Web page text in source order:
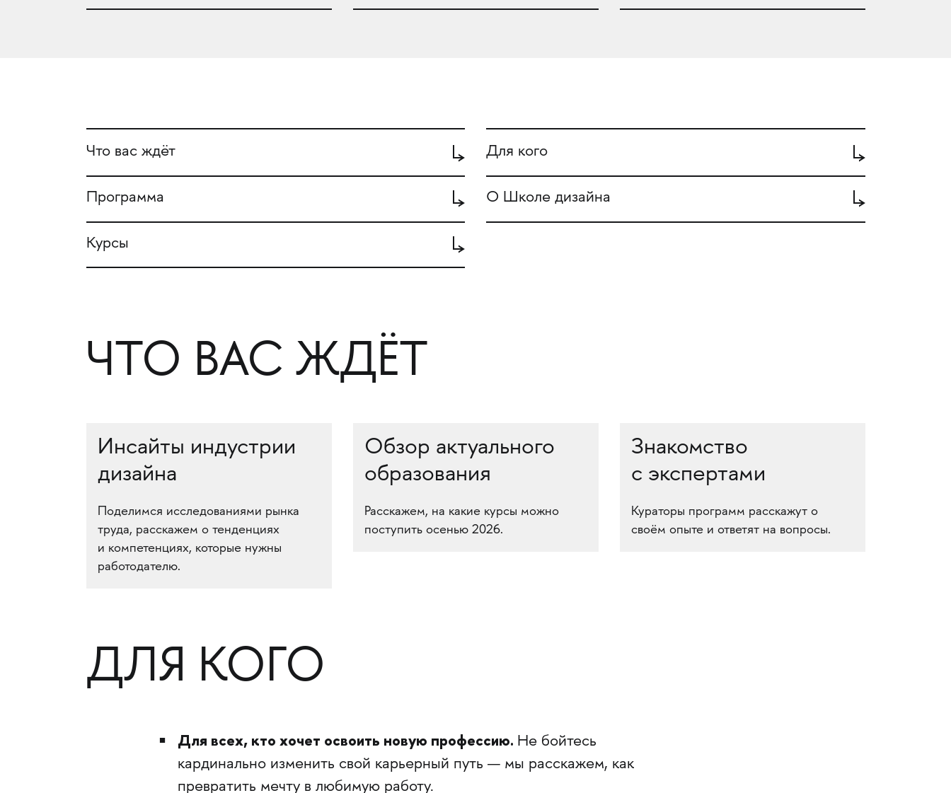
Что вас ждёт
Программа
Курсы
Для кого
О Школе дизайна
ЧТО ВАС ЖДЁТ
Инсайты индустрии
дизайна
Поделимся исследованиями рынка
труда, расскажем о тенденциях
и компетенциях, которые нужны
работодателю.
Обзор актуального
образования
Расскажем, на какие курсы можно
поступить осенью 2026.
Знакомство
с экспертами
Кураторы программ расскажут о
своём опыте и ответят на вопросы.
ДЛЯ КОГО
Для всех, кто хочет освоить новую профессию. Не бойтесь
кардинально изменить свой карьерный путь — мы расскажем, как
превратить мечту в любимую работу.